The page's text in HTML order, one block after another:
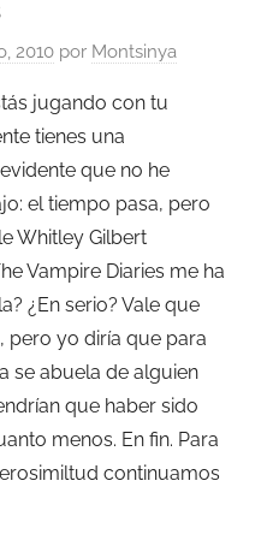
2010 por Montsinya
jugando con tu
tienes una
que no he
el tiempo pasa, pero
Whitley Gilbert
Vampire Diaries me ha
¿En serio? Vale que
pero yo diría que para
se abuela de alguien
que haber sido
menos. En fin. Para
continuamos